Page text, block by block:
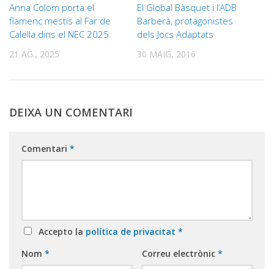
Anna Colom porta el
flamenc mestís al Far de
Calella dins el NEC 2025
21 AG., 2025
El Global Bàsquet i l’ADB
Barberà, protagonistes
dels Jocs Adaptats
30 MAIG, 2016
DEIXA UN COMENTARI
Comentari *
Accepto la política de privacitat *
Nom * Correu electrònic *